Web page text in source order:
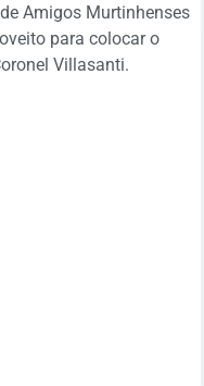
Amigos Murtinhenses
para colocar o
Villasanti.